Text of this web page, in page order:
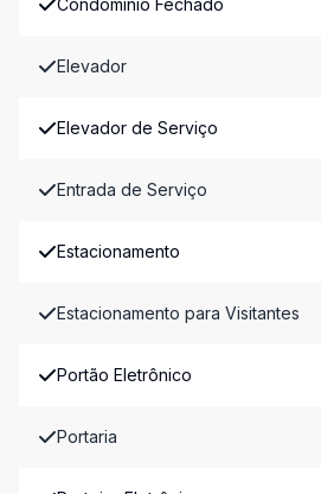
Condomínio Fechado
Elevador
Elevador de Serviço
Entrada de Serviço
Estacionamento
Estacionamento para Visitantes
Portão Eletrônico
Portaria